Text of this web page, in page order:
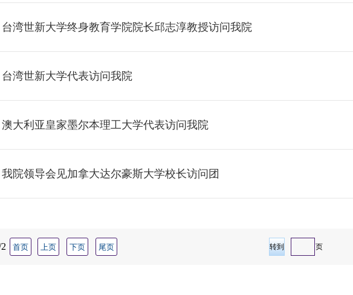
台湾世新大学终身教育学院院长邱志淳教授访问我院
台湾世新大学代表访问我院
澳大利亚皇家墨尔本理工大学代表访问我院
我院领导会见加拿大达尔豪斯大学校长访问团
首页 上页 下页 尾页 页